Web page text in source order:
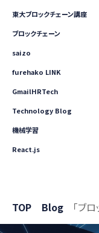
東大ブロックチェーン講座
ブロックチェーン
saizo
furehako LINK
GmailHRTech
Technology Blog
機械学習
React.js
TOP Blog 「ブ